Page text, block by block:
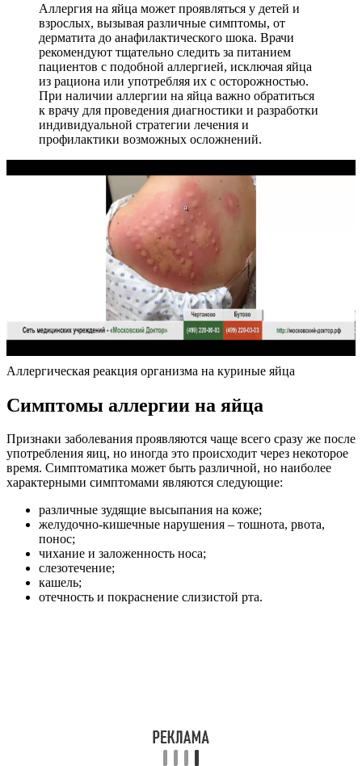
Аллергия на яйца может проявляться у детей и
взрослых, вызывая различные симптомы, от
дерматита до анафилактического шока. Врачи
рекомендуют тщательно следить за питанием
пациентов с подобной аллергией, исключая яйца
из рациона или употребляя их с осторожностью.
При наличии аллергии на яйца важно обратиться
к врачу для проведения диагностики и разработки
индивидуальной стратегии лечения и
профилактики возможных осложнений.
Аллергическая реакция организма на куриные яйца
Симптомы аллергии на яйца
Признаки заболевания проявляются чаще всего сразу же после
употребления яиц, но иногда это происходит через некоторое
время. Симптоматика может быть различной, но наиболее
характерными симптомами являются следующие:
различные зудящие высыпания на коже;
желудочно-кишечные нарушения – тошнота, рвота,
понос;
чихание и заложенность носа;
слезотечение;
кашель;
отечность и покраснение слизистой рта.